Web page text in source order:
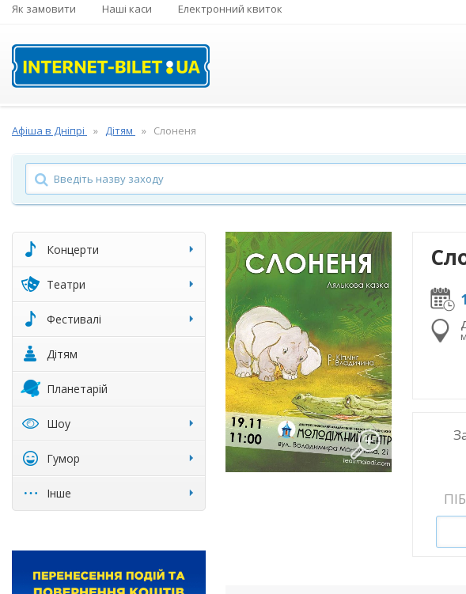
Як замовити Наші каси Електронний квиток
Афіша в Дніпрі Дітям Слоненя
Концерти
Театри
Фестивалі
Дітям
Планетарій
Шоу
Гумор
Інше ПІБ